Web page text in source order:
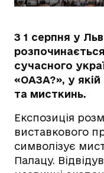
З 1 серпня у
сучасного
«ОАЗА?», у
та мисткинь.
Експозиція
виставкового
символізує
Палацу.